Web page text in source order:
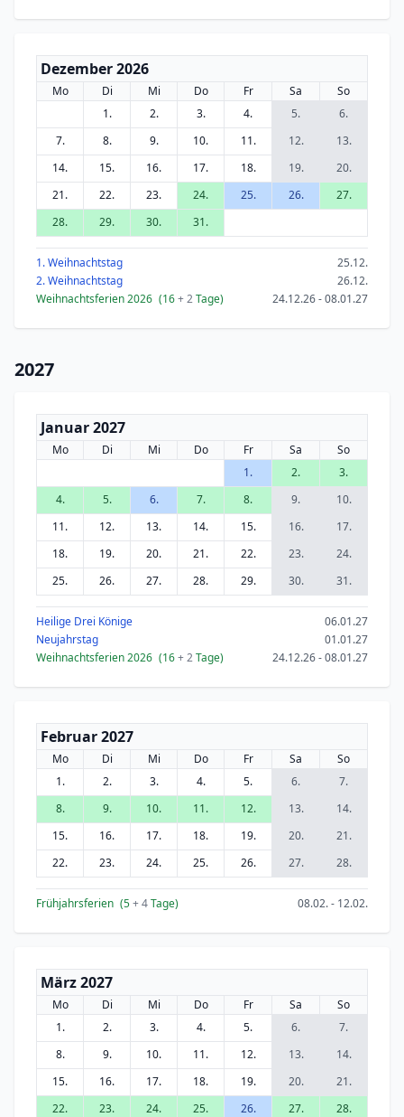
Dezember 2026
Mo Di Mi Do Fr Sa
So
1.
2. 3. 4. 5.
6.
7.
8. 9. 10. 11. 12.
13.
14.
15. 16. 17. 18. 19.
20.
21.
22. 23. 24. 25. 26.
27.
28.
29. 30. 31.
1. Weihnachtstag
25.12.
2. Weihnachtstag
26.12.
Weihnachtsferien 2026 (16+ 2Tage) 24.12.26 - 08.01.27
2027
Januar 2027
Mo Di Mi Do Fr Sa
So
1.
2.
3.
4.
5. 6. 7. 8. 9.
10.
11.
12. 13. 14. 15. 16.
17.
18.
19. 20. 21. 22. 23.
24.
25.
26. 27. 28. 29. 30. 31.
Heilige Drei Könige
06.01.27
Neujahrstag
01.01.27
Weihnachtsferien 2026 (16+ 2Tage) 24.12.26 - 08.01.27
Februar 2027
Mo Di Mi Do Fr Sa
So
1.
2. 3. 4. 5. 6.
7.
8.
9. 10. 11. 12. 13.
14.
15.
16. 17. 18. 19. 20.
21.
22.
23. 24. 25. 26. 27. 28.
Frühjahrsferien (5+ 4Tage) 08.02. - 12.02.
März 2027
Mo Di Mi Do Fr Sa
So
1.
2. 3. 4. 5. 6.
7.
8.
9. 10. 11. 12. 13.
14.
15.
16. 17. 18. 19. 20.
21.
22.
23. 24. 25. 26. 27.
28.